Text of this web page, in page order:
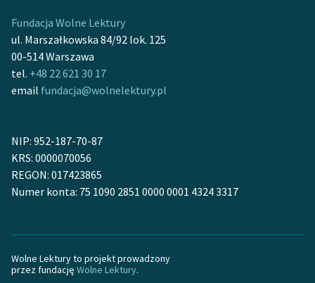
twórców przechodzących
do domeny publicznej,
lektur szkolnych oraz
Starego Testamentu
Odkurzamy bohaterów
Lektur
O nas
O projekcie
Zespół
Fundacja Wolne Lektury
ul. Marszałkowska 84/92 lok. 125
00-514 Warszawa
tel. +48 22 621 30 17
email fundacja@wolnelektury.pl
NIP: 952-187-70-87
KRS: 0000070056
REGON: 017423865
Numer konta: 75 1090 2851 0000 0001 4324 3317
Wolne Lektury to projekt prowadzony
przez fundację Wolne Lektury.